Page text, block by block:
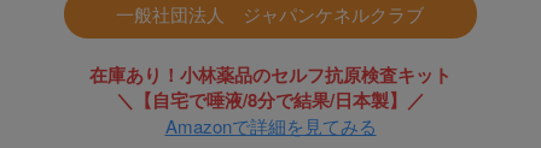
一般社団法人 ジャパンケネルクラブ
在庫あり！小林薬品のセルフ抗原検査キット
＼【自宅で唾液/8分で結果/日本製】／
Amazonで詳細を見てみる